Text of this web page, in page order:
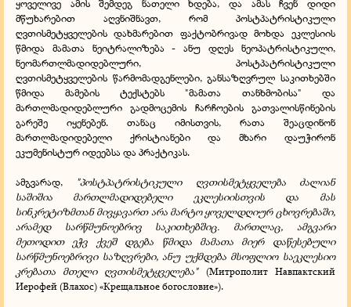
მწუხარებით აღვნიშნავთ, რომ პოსტპატრისტიკული
ღვთისმეტყველების დახმარებით ფაქტობრივად მოხდა ეკლესიის
წმიდა მამათა ნეიტრალიზება - ანუ დღეს ნეოპატრისტიკული,
ნეომართლმადიდებლური, პოსტპატრისტიკული
ღვთისმეტყველების წარმომადგენლები, განსაზღვრულ საკითხებში
წმიდა მამების ტექსტებს "მამათა თანხმობისა" და
მართლმადიდებლური გადმოცემის ჩარჩოების გათვალისწინების
გარეშე იყენებენ. თანაც იმისთვის, რათა შეაცდინონ
მართლმადიდებელი ქრისტიანები და მხარი დაუჭირონ
ეკუმენისტურ იდეებსა და პრაქტიკას.
ამგვარად, "პოსტპატრისტიკული ღვთისმეტყველება ძალიან
საშიშია მართლმადიდებელი ეკლესიისთვის და მას
სინკრეტიზმთან მივყავართ არა მარტო ყოველდღიურ ცხოვრებაში,
არამედ სარწმუნოებრივ საკითხებშიც. მართლაც, ამგვარი
მეთოდით ეჭვ ქვეშ დგება წმიდა მამათა მიერ დაწესებული
სარწმუნოებრივი საზღვრები, ანუ უქმდება მსოფლიო საეკლესიო
კრებათა მთელი ღვთისმეტყველება"(Митрополит Навпактский
Иерофей (Влахос)«Крещальное богословие»).